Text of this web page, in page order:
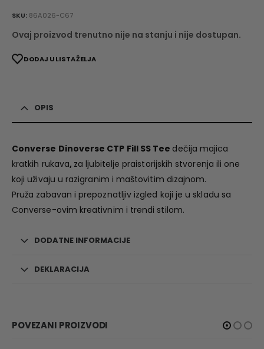
SKU: 86A026-C67
Ovaj proizvod trenutno nije na stanju i nije dostupan.
DODAJ U LISTA ŽELJA
OPIS
Converse Dinoverse CTP Fill SS Tee dečija majica
kratkih rukava, za ljubitelje praistorijskih stvorenja ili one
koji uživaju u razigranim i maštovitim dizajnom.
Pruža zabavan i prepoznatljiv izgled koji je u skladu sa
Converse-ovim kreativnim i trendi stilom.
DODATNE INFORMACIJE
DEKLARACIJA
POVEZANI PROIZVODI